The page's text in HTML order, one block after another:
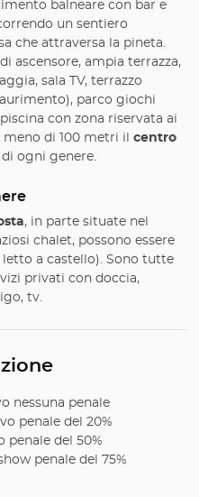
balneare con bar e
un sentiero
che attraversa la pineta.
ascensore, ampia terrazza,
sala TV, terrazzo
parco giochi
con zona riservata ai
di 100 metri il centro
ogni genere.
, in parte situate nel
chalet, possono essere
a castello). Sono tutte
privati con doccia,
tv.
nessuna penale
penale del 20%
penale del 50%
penale del 75%